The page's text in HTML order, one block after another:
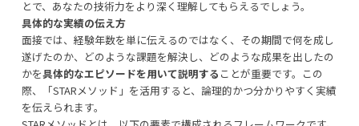
とで、あなたの技術力をより深く理解してもらえるでしょう。
具体的な実績の伝え方
面接では、経験年数を単に伝えるのではなく、その期間で何を成し
遂げたのか、どのような課題を解決し、どのような成果を出したの
かを具体的なエピソードを用いて説明する ことが重要です。この
際、「STARメソッド」を活用すると、論理的かつ分かりやすく実績
を伝えられます。